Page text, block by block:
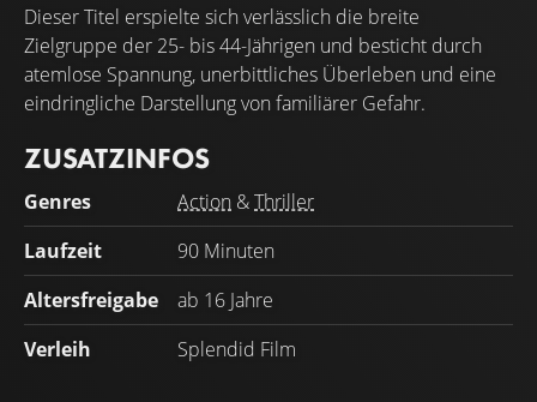
Dieser Titel erspielte sich verlässlich die breite
Zielgruppe der 25- bis 44-Jährigen und besticht durch
atemlose Spannung, unerbittliches Überleben und eine
eindringliche Darstellung von familiärer Gefahr.
ZUSATZINFOS
Genres Action &Thriller
Laufzeit
90 Minuten
Altersfreigabe
ab 16 Jahre
Verleih
Splendid Film